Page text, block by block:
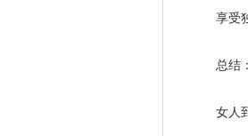
享受
总结：
女人